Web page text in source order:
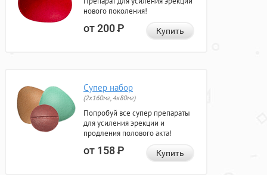
нового поколения!
от 200Р Купить
Супер набор
(2х160мг, 4х80мг)
Попробуй все супер препараты
для усиления эрекции и
продления полового акта!
от 158Р Купить